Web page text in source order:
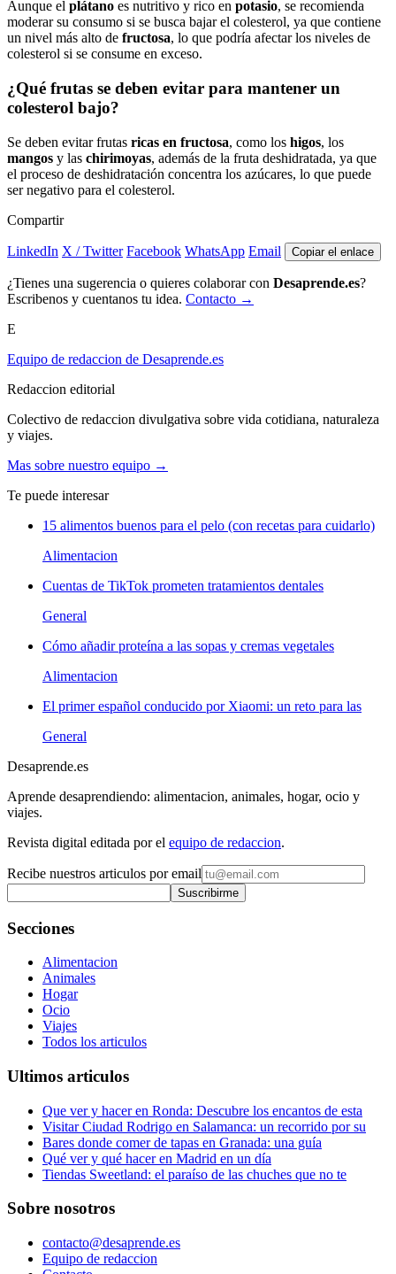
Aunque el plátano es nutritivo y rico en potasio, se recomienda
moderar su consumo si se busca bajar el colesterol, ya que contiene
un nivel más alto de fructosa, lo que podría afectar los niveles de
colesterol si se consume en exceso.
¿Qué frutas se deben evitar para mantener un
colesterol bajo?
Se deben evitar frutas ricas en fructosa, como los higos, los
mangos y las chirimoyas, además de la fruta deshidratada, ya que
el proceso de deshidratación concentra los azúcares, lo que puede
ser negativo para el colesterol.
Compartir
LinkedIn X / Twitter Facebook WhatsApp Email Copiar el enlace
¿Tienes una sugerencia o quieres colaborar con Desaprende.es?
Escribenos y cuentanos tu idea. Contacto →
E
Equipo de redaccion de Desaprende.es
Redaccion editorial
Colectivo de redaccion divulgativa sobre vida cotidiana, naturaleza
y viajes.
Mas sobre nuestro equipo →
Te puede interesar
15 alimentos buenos para el pelo (con recetas para cuidarlo)
Alimentacion
Cuentas de TikTok prometen tratamientos dentales
General
Cómo añadir proteína a las sopas y cremas vegetales
Alimentacion
El primer español conducido por Xiaomi: un reto para las
General
Desaprende.es
Aprende desaprendiendo: alimentacion, animales, hogar, ocio y
viajes.
Revista digital editada por el equipo de redaccion.
Recibe nuestros articulos por email
Suscribirme
Secciones
Alimentacion
Animales
Hogar
Ocio
Viajes
Todos los articulos
Ultimos articulos
Que ver y hacer en Ronda: Descubre los encantos de esta
Visitar Ciudad Rodrigo en Salamanca: un recorrido por su
Bares donde comer de tapas en Granada: una guía
Qué ver y qué hacer en Madrid en un día
Tiendas Sweetland: el paraíso de las chuches que no te
Sobre nosotros
contacto@desaprende.es
Equipo de redaccion